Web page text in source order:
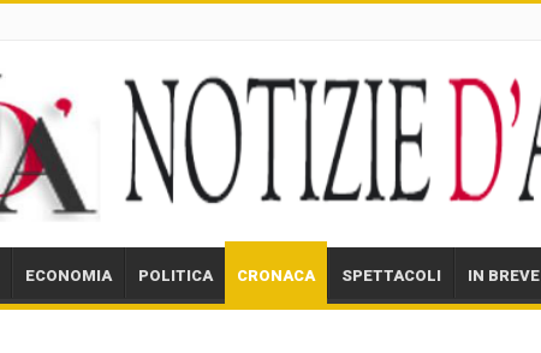
ECONOMIA POLITICA CRONACA SPETTACOLI IN BREVE